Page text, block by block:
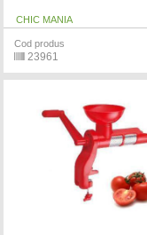
CHIC MANIA
Cod produs
23961